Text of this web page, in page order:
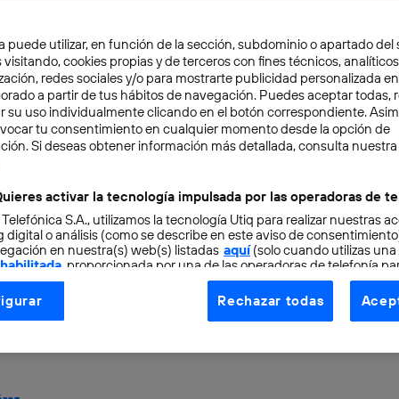
5 min
sociales que
publicitaria debe
de la campaña
puede utilizar, en función de la sección, subdominio o apartado del
visitando, cookies propias y de terceros con fines técnicos,
redes sociales y/o para mostrarte publicidad personalizada
a partir de tus hábitos de navegación. Puedes aceptar todas,
su uso individualmente clicando en el botón correspondiente.
tu consentimiento en cualquier momento desde la opción de
Si deseas obtener información más detallada, consulta nuestra
activar la tecnología impulsada por las operadoras de
S.A., utilizamos la tecnología Utiq para realizar nuestras
digital o análisis (como se describe en este aviso de
en nuestra(s) web(s) listadas aquí(solo cuando utilizas una
, proporcionada por una de las operadoras de telefonía
consentimiento en cada página web).
Utiq está diseñada con la privacidad como prioridad
Rechazar todas